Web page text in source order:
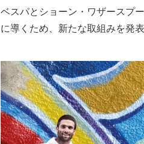
ベスパとショーン・ワザースプ
に導くため、新たな取組みを発表